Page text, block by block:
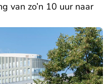
van zo’n 10 uur naar